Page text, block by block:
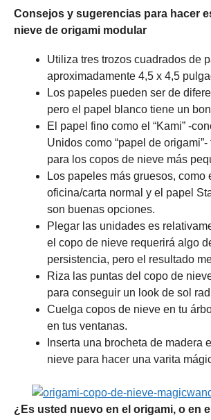
Consejos y sugerencias para hacer
nieve de origami modular
Utiliza tres trozos cuadrados de
aproximadamente 4,5 x 4,5
Los papeles pueden ser de
pero el papel blanco tiene un
El papel fino como el “Kami” -
Unidos como “papel de
para los copos de nieve más
Los papeles más gruesos, como
oficina/carta normal y el papel
son buenas opciones.
Plegar las unidades es
el copo de nieve requerirá algo
persistencia, pero el resultado
Riza las puntas del copo de
para conseguir un look de sol
Cuelga copos de nieve en tu
en tus ventanas.
Inserta una brocheta de madera
nieve para hacer una varita
¿Es usted nuevo en el origami, o en